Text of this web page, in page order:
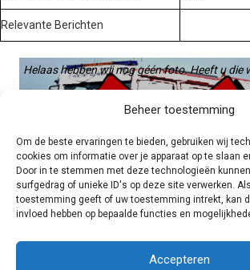
Beheer toestemming
Om de beste ervaringen te bieden, gebruiken wij
cookies om informatie over je apparaat op te slaan
Door in te stemmen met deze technologieën
surfgedrag of unieke ID's op deze site verwerken.
toestemming geeft of uw toestemming intrekt, kan
invloed hebben op bepaalde functies en
Accepteren
Relevante Berichten
Helaas hebben wij nog géén foto. Heeft u die
Graag gebruiken we die. Stuur hem op naar:
voertuigen@hulpverleningsdiensten.nl